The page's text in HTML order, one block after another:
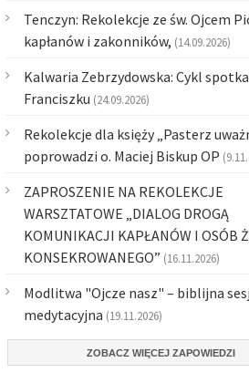
Tenczyn: Rekolekcje ze św. Ojcem
kapłanów i zakonników, (14.09.2026)
Kalwaria Zebrzydowska: Cykl
Franciszku (24.09.2026)
Rekolekcje dla księży „Pasterz
poprowadzi o. Maciej Biskup OP
ZAPROSZENIE NA REKOLEKCJE
WARSZTATOWE „DIALOG DROGĄ
KOMUNIKACJI KAPŁANÓW I OSÓB
KONSEKROWANEGO” (16.11.2026)
Modlitwa "Ojcze nasz" – biblijna
medytacyjna (19.11.2026)
ZOBACZ WIĘCEJ ZAPOWIEDZI